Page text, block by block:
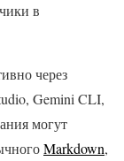
в
через
Gemini CLI,
могут
Markdown,